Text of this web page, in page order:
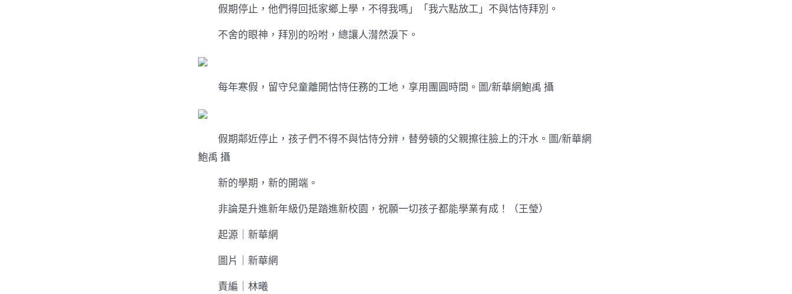
假期停止，他們得回抵家鄉上學，不得我嗎」「我六點放工」不與怙恃拜別。
不舍的眼神，拜別的吩咐，總讓人潸然淚下。
每年寒假，留守兒童離開怙恃任務的工地，享用團圓時間。圖/新華網鮑禹 攝
假期鄰近停止，孩子們不得不與怙恃分辨，替勞頓的父親擦往臉上的汗水。圖/新華網
鮑禹 攝
新的學期，新的開端。
非論是升進新年級仍是踏進新校園，祝願一切孩子都能學業有成！（王瑩）
起源｜新華網
圖片｜新華網
責編｜林曦